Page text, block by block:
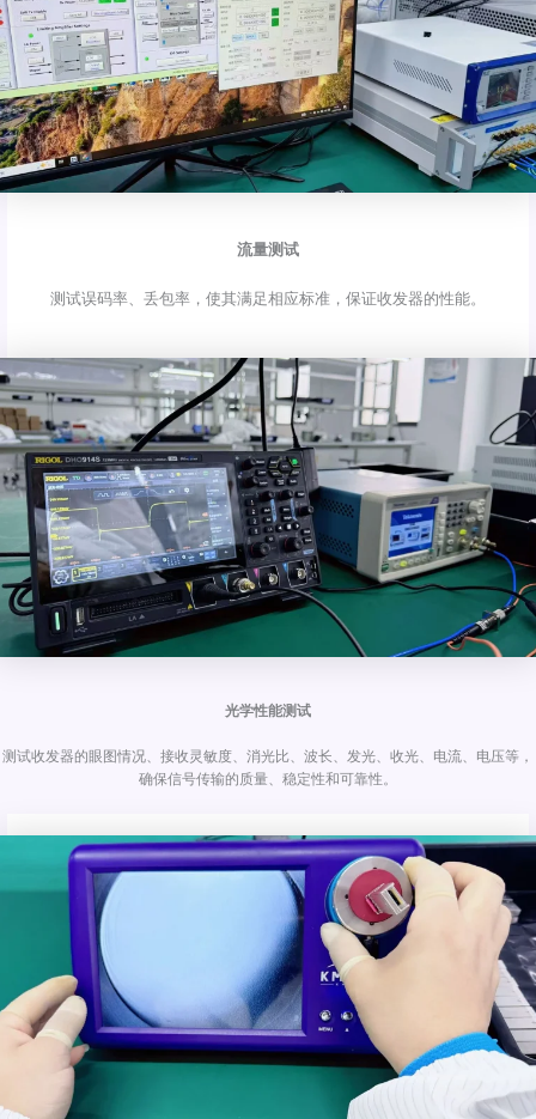
流量测试
测试误码率、丢包率，使其满足相应标准，保证收发器的性能。
光学性能测试
测试收发器的眼图情况、接收灵敏度、消光比、波长、发光、收光、电流、电压等，
确保信号传输的质量、稳定性和可靠性。